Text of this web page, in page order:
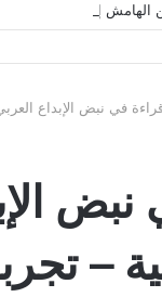
الهامش إلى دوائر
في نبض الإبداع
نبض
–